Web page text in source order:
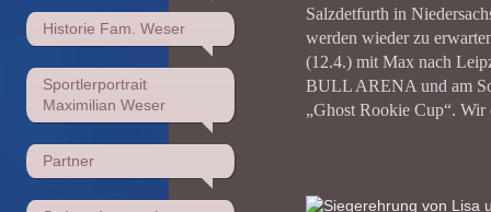
Historie Fam. Weser
Sportlerportrait
Maximilian Weser
Partner
Salzdetfurth in
werden wieder zu
(12.4.) mit Max nach
BULL ARENA und am
„Ghost Rookie Cup“.